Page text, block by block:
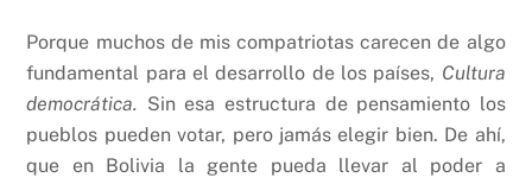
Porque muchos de mis compatriotas carecen de algo
fundamental para el desarrollo de los países, Cultura
democrática. Sin esa estructura de pensamiento los
pueblos pueden votar, pero jamás elegir bien. De ahí,
que en Bolivia la gente pueda llevar al poder a